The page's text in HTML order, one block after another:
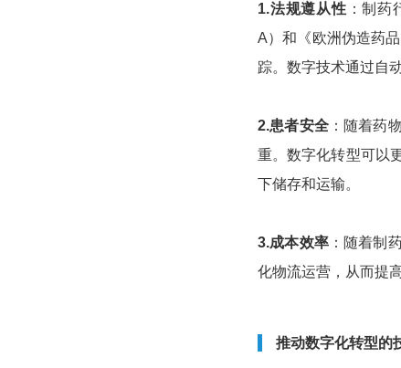
1.法规遵从性 ：制
A）和《欧洲伪造药
踪。数字技术通过自
2.患者安全：随着药
重。数字化转型可以
下储存和运输。
3.成本效率：随着制
化物流运营，从而提
推动数字化转型的